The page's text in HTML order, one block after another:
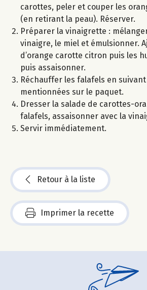
carottes, peler et couper les
(en retirant la peau). Réserver.
Préparer la vinaigrette :
vinaigre, le miel et émulsionner.
d’orange carotte citron puis les
puis assaisonner.
Réchauffer les falafels en
mentionnées sur le paquet.
Dresser la salade de carottes-
falafels, assaisonner avec la
Servir immédiatement.
Retour à la liste
Imprimer la recette